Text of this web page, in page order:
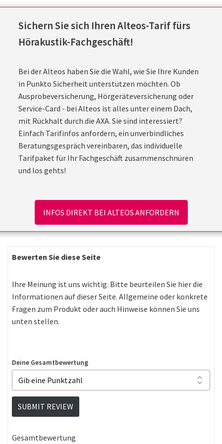
Sichern Sie sich Ihren Alteos-Tarif fürs
Hörakustik-Fachgeschäft!
Bei der Alteos haben Sie die Wahl, wie Sie Ihre Kunden
in Punkto Sicherheit unterstützen möchten. Ob
Ausprobeversicherung, Hörgeräteversicherung oder
Service-Card - bei Alteos ist alles unter einem Dach,
mit Rückhalt durch die AXA. Sie sind interessiert?
Einfach Tarifinfos anfordern, ein unverbindliches
Beratungsgespräch vereinbaren, das individuelle
Tarifpaket für Ihr Fachgeschäft zusammenschnüren
und los gehts!
INFOS DIREKT BEI ALTEOS ANFORDERN
Bewerten Sie diese Seite
Ihre Meinung ist uns wichtig. Bitte beurteilen Sie hier die
Informationen auf dieser Seite. Allgemeine oder konkrete
Fragen zum Produkt oder auch Hinweise können Sie uns
unten stellen.
Deine Gesamtbewertung
SUBMIT REVIEW
Gesamtbewertung